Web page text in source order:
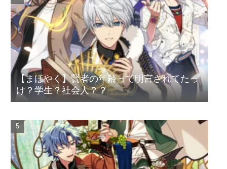
【まほやく】賢者の年齢って明言されてたっ
け？学生？社会人？？